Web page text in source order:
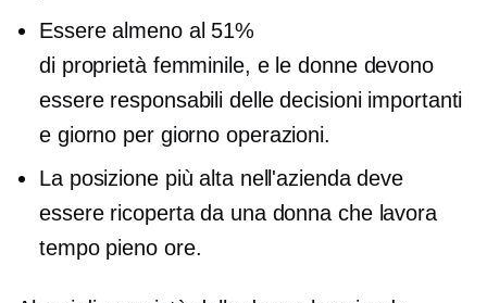
Essere almeno al 51%
di proprietà femminile, e le donne devono
essere responsabili delle decisioni importanti
e giorno per giorno operazioni.
La posizione più alta nell'azienda deve
essere ricoperta da una donna che lavora
tempo pienoore.